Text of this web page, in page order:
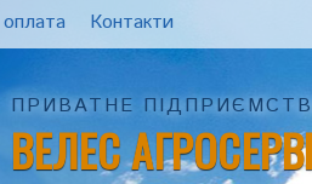
ПРИВАТНЕ
ВЕЛЕС
Контакти